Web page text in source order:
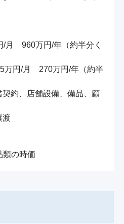
月　960万円/年（約半分く
万円/月　270万円/年（約半
契約、店舗設備、備品、顧
渡
類の時価